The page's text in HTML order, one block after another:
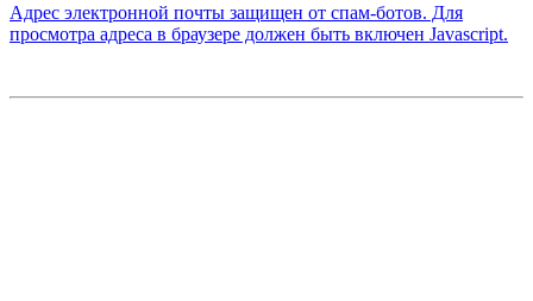
Адрес электронной почты защищен от спам-ботов. Для
просмотра адреса в браузере должен быть включен Javascript.